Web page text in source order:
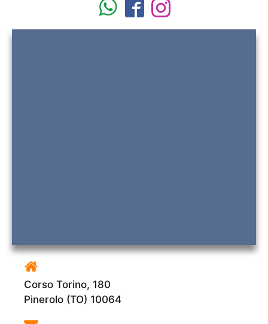
Corso Torino, 180
Pinerolo (TO) 10064